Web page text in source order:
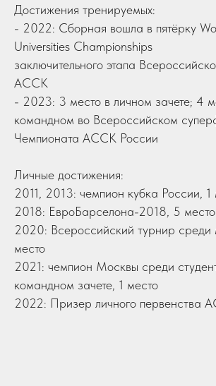
Достижения тренируемых:
- 2022: Сборная вошла в пятёрку
Universities Championships
заключительного этапа
АССК
- 2023: 3 место в личном зачете; 4
командном во Всероссийском
Чемпионата АССК России
Личные достижения:
2011, 2013: чемпион кубка России, 1
2018: ЕвроБарселона-2018, 5 место
2020: Всероссийский турнир
место
2021: чемпион Москвы среди
командном зачете, 1 место
2022: Призер личного первенства